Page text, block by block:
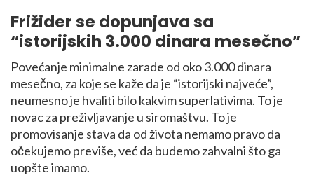
Frižider se dopunjava sa
“istorijskih 3.000 dinara mesečno”
Povećanje minimalne zarade od oko 3.000 dinara
mesečno, za koje se kaže da je “istorijski najveće”,
neumesno je hvaliti bilo kakvim superlativima. To je
novac za preživljavanje u siromaštvu. To je
promovisanje stava da od života nemamo pravo da
očekujemo previše, već da budemo zahvalni što ga
uopšte imamo.